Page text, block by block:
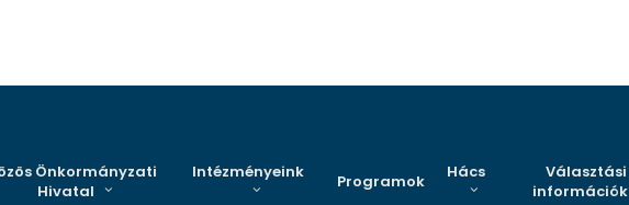
Önkormányzati
Hivatal
Intézményeink Programok Hács
Választási
információk